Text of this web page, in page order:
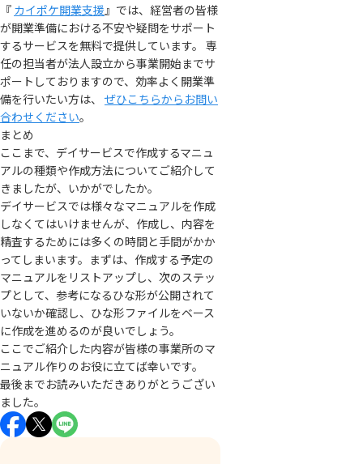
『 カイポケ開業支援』では、経営者の皆様
が開業準備における不安や疑問をサポート
するサービスを無料で提供しています。 専
任の担当者が法人設立から事業開始までサ
ポートしておりますので、効率よく開業準
備を行いたい方は、 ぜひこちらからお問い
合わせください。
まとめ
ここまで、デイサービスで作成するマニュ
アルの種類や作成方法についてご紹介して
きましたが、いかがでしたか。
デイサービスでは様々なマニュアルを作成
しなくてはいけませんが、作成し、内容を
精査するためには多くの時間と手間がかか
ってしまいます。まずは、作成する予定の
マニュアルをリストアップし、次のステッ
プとして、参考になるひな形が公開されて
いないか確認し、ひな形ファイルをベース
に作成を進めるのが良いでしょう。
ここでご紹介した内容が皆様の事業所のマ
ニュアル作りのお役に立てば幸いです。
最後までお読みいただきありがとうござい
ました。